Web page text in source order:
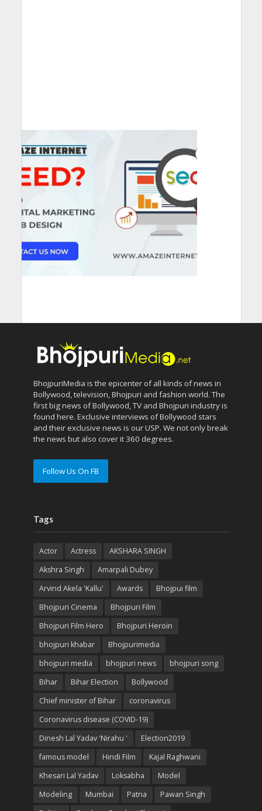
BhojpuriMedia is the epicenter of all kinds of news in
Bollywood, television, Bhojpuri and fashion world. The
first big news of Bollywood, TV and Bhojpuri industry is
found here. Exclusive interviews of Bollywood stars
and their exclusive news is our USP. We not only break
the news but also cover it 360 degrees.
Follow Us On FB
Tags
Actor Actress
AKSHARA SINGH
Akshra Singh
Amarpali Dubey
Arvind Akela 'Kallu'
Awards
Bhojpui film
Bhojpuri Cinema
Bhojpuri Film
Bhojpuri Film Hero
Bhojpuri Heroin
bhojpuri khabar
Bhojpurimedia
bhojpuri media
bhojpuri news
bhojpuri song
Bihar
Bihar Election
Bollywood
Chief minister of Bihar
coronavirus
Coronavirus disease (COVID-19)
Dinesh Lal Yadav 'Nirahu '
Election2019
famous model
Hindi Film
Kajal Raghwani
Khesari Lal Yadav
Loksabha
Model
Modeling
Mumbai Patna
Pawan Singh